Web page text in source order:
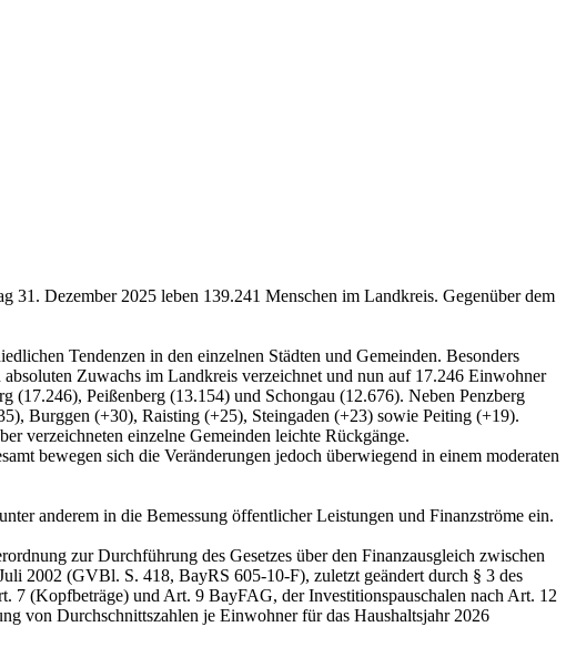
31. Dezember 2025 leben 139.241 Menschen im Landkreis. Gegenüber dem
Tendenzen in den einzelnen Städten und Gemeinden. Besonders
Zuwachs im Landkreis verzeichnet und nun auf 17.246 Einwohner
Peißenberg (13.154) und Schongau (12.676). Neben Penzberg
Burggen (+30), Raisting (+25), Steingaden (+23) sowie Peiting (+19).
verzeichneten einzelne Gemeinden leichte Rückgänge.
bewegen sich die Veränderungen jedoch überwiegend in einem moderaten
anderem in die Bemessung öffentlicher Leistungen und Finanzströme ein.
zur Durchführung des Gesetzes über den Finanzausgleich zwischen
2002 (GVBl. S. 418, BayRS 605-10-F), zuletzt geändert durch § 3 des
7 (Kopfbeträge) und Art. 9 BayFAG, der Investitionspauschalen nach Art. 12
von Durchschnittszahlen je Einwohner für das Haushaltsjahr 2026